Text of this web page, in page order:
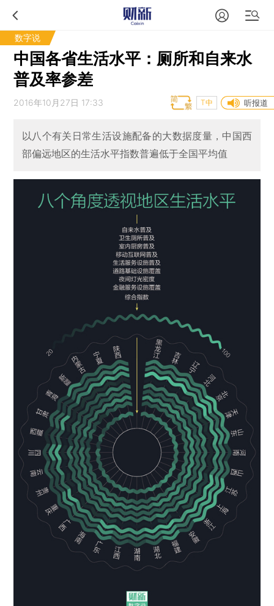
数字说
中国各省生活水平：厕所和自来水
普及率参差
2016年10月27日 17:33 听报道
T中
以八个有关日常生活设施配备的大数据度量，中国西
部偏远地区的生活水平指数普遍低于全国平均值